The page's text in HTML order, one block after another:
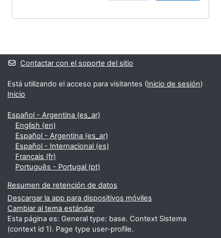
Bloques suplementarios
Contactar con el soporte del sitio
Está utilizando el acceso para visitantes (Inicio de sesión)
Inicio
Español - Argentina ‎(es_ar)‎
English ‎(en)‎
Español - Argentina ‎(es_ar)‎
Español - Internacional ‎(es)‎
Français ‎(fr)‎
Português - Portugal ‎(pt)‎
Resumen de retención de datos
Descargar la app para dispositivos móviles
Cambiar al tema estándar
Esta página es: General type: base. Context Sistema
(context id 1). Page type user-profile.